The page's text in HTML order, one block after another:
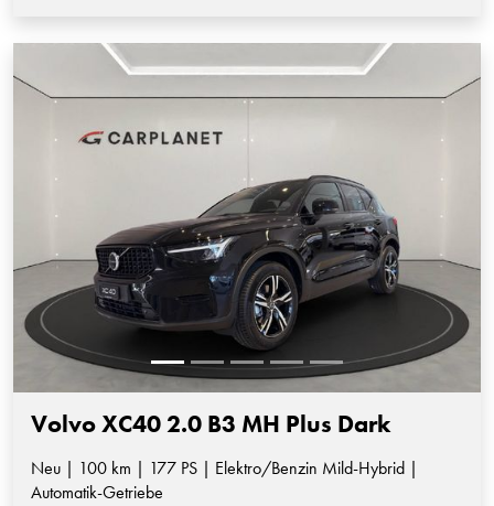
Volvo XC40 2.0 B3 MH Plus Dark
Neu | 100 km | 177 PS | Elektro/Benzin Mild-Hybrid |
Automatik-Getriebe